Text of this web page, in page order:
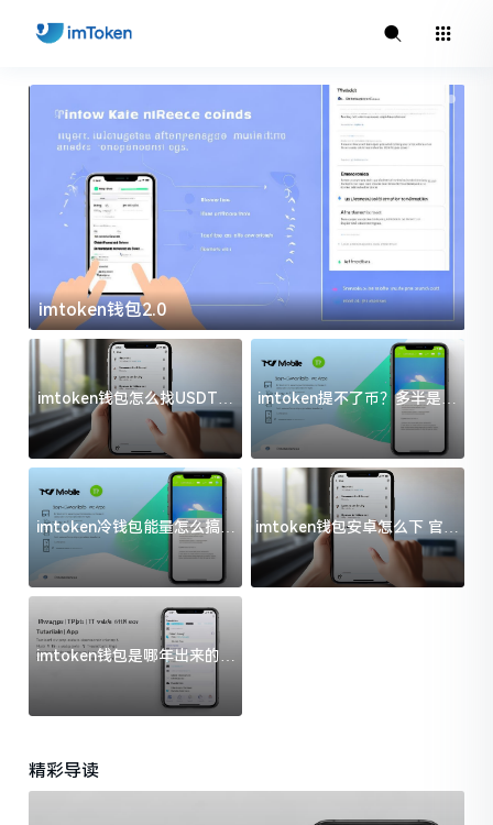
imtoken钱包2.0
imtoken钱包怎么找USDT地
址？三步搞定不踩坑
imtoken提不了币？多半是这
几件事没处理好
imtoken冷钱包能量怎么搞？
过来人告诉你门道
imtoken钱包安卓怎么下 官方
渠道避坑指南
imtoken钱包是哪年出来的？
一文给你说清楚
精彩导读